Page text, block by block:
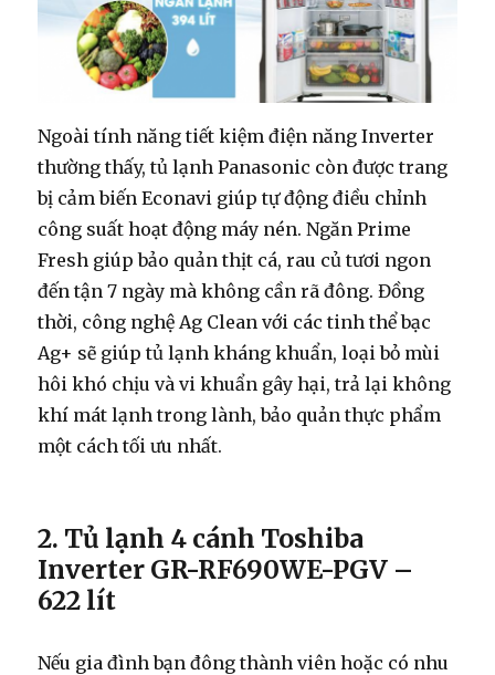
Ngoài tính năng tiết kiệm điện năng Inverter
thường thấy, tủ lạnh Panasonic còn được trang
bị cảm biến Econavi giúp tự động điều chỉnh
công suất hoạt động máy nén. Ngăn Prime
Fresh giúp bảo quản thịt cá, rau củ tươi ngon
đến tận 7 ngày mà không cần rã đông. Đồng
thời, công nghệ Ag Clean với các tinh thể bạc
Ag+ sẽ giúp tủ lạnh kháng khuẩn, loại bỏ mùi
hôi khó chịu và vi khuẩn gây hại, trả lại không
khí mát lạnh trong lành, bảo quản thực phẩm
một cách tối ưu nhất.
2. Tủ lạnh 4 cánh Toshiba
Inverter GR-RF690WE-PGV –
622 lít
Nếu gia đình bạn đông thành viên hoặc có nhu